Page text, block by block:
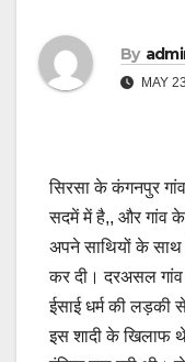
By
MAY
सिरसा के कंगनपुर
सदमें में है,, और गांव
अपने साथियों के साथ
कर दी। दरअसल
ईसाई धर्म की लड़की
इस शादी के खिलाफ